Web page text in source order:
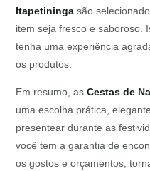
Itapetininga são
item seja fresco e saboroso.
tenha uma experiência
os produtos.
Em resumo, asCestas de
uma escolha prática,
presentear durante as
você tem a garantia de
os gostos e orçamentos,